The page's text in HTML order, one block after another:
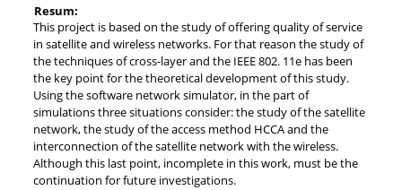
Resum:
This project is based on the study of offering quality of service
in satellite and wireless networks. For that reason the study of
the techniques of cross-layer and the IEEE 802. 11e has been
the key point for the theoretical development of this study.
Using the software network simulator, in the part of
simulations three situations consider: the study of the satellite
network, the study of the access method HCCA and the
interconnection of the satellite network with the wireless.
Although this last point, incomplete in this work, must be the
continuation for future investigations.